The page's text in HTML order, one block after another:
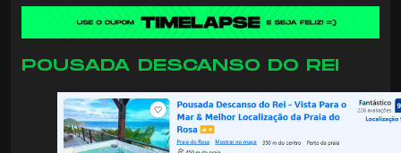
POUSADA DESCANSO DO REI